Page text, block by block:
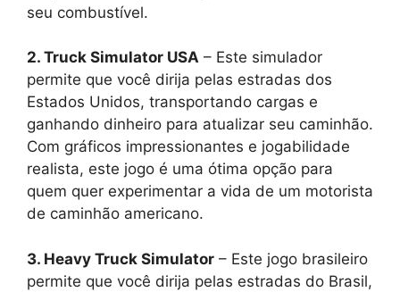
seu combustível.
2. Truck Simulator USA – Este simulador
permite que você dirija pelas estradas dos
Estados Unidos, transportando cargas e
ganhando dinheiro para atualizar seu caminhão.
Com gráficos impressionantes e jogabilidade
realista, este jogo é uma ótima opção para
quem quer experimentar a vida de um motorista
de caminhão americano.
3. Heavy Truck Simulator – Este jogo brasileiro
permite que você dirija pelas estradas do Brasil,